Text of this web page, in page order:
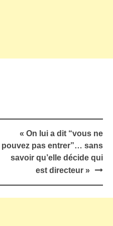
« On lui a dit “vous ne
pouvez pas entrer”… sans
savoir qu’elle décide qui
est directeur »